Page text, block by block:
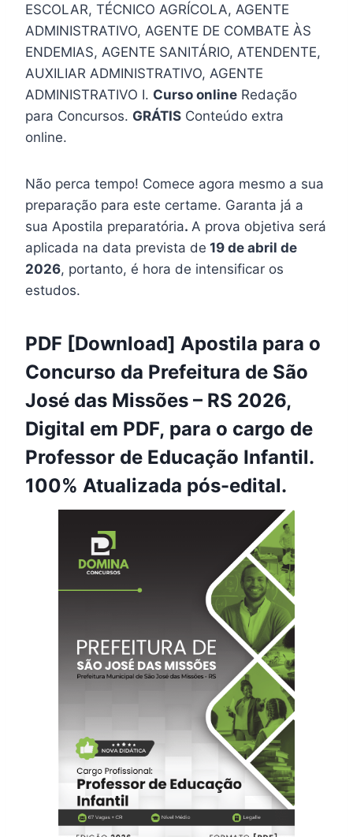
ESCOLAR, TÉCNICO AGRÍCOLA, AGENTE
ADMINISTRATIVO, AGENTE DE COMBATE ÀS
ENDEMIAS, AGENTE SANITÁRIO, ATENDENTE,
AUXILIAR ADMINISTRATIVO, AGENTE
ADMINISTRATIVO I. Curso online Redação
para Concursos. GRÁTIS Conteúdo extra
online.
Não perca tempo! Comece agora mesmo a sua
preparação para este certame. Garanta já a
sua Apostila preparatória. A prova objetiva será
aplicada na data prevista de 19 de abril de
2026, portanto, é hora de intensificar os
estudos.
PDF [Download] Apostila para o
Concurso da Prefeitura de São
José das Missões – RS 2026,
Digital em PDF, para o cargo de
Professor de Educação Infantil.
100% Atualizada pós-edital.